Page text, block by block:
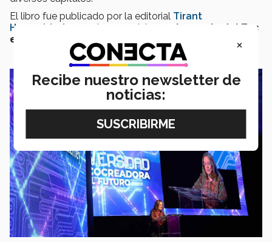
El libro fue publicado por la editorial Tirant
Humanidades
en el marco del
45 aniversario del Tec
en Jalisco
×
Recibe nuestro newsletter de
noticias: